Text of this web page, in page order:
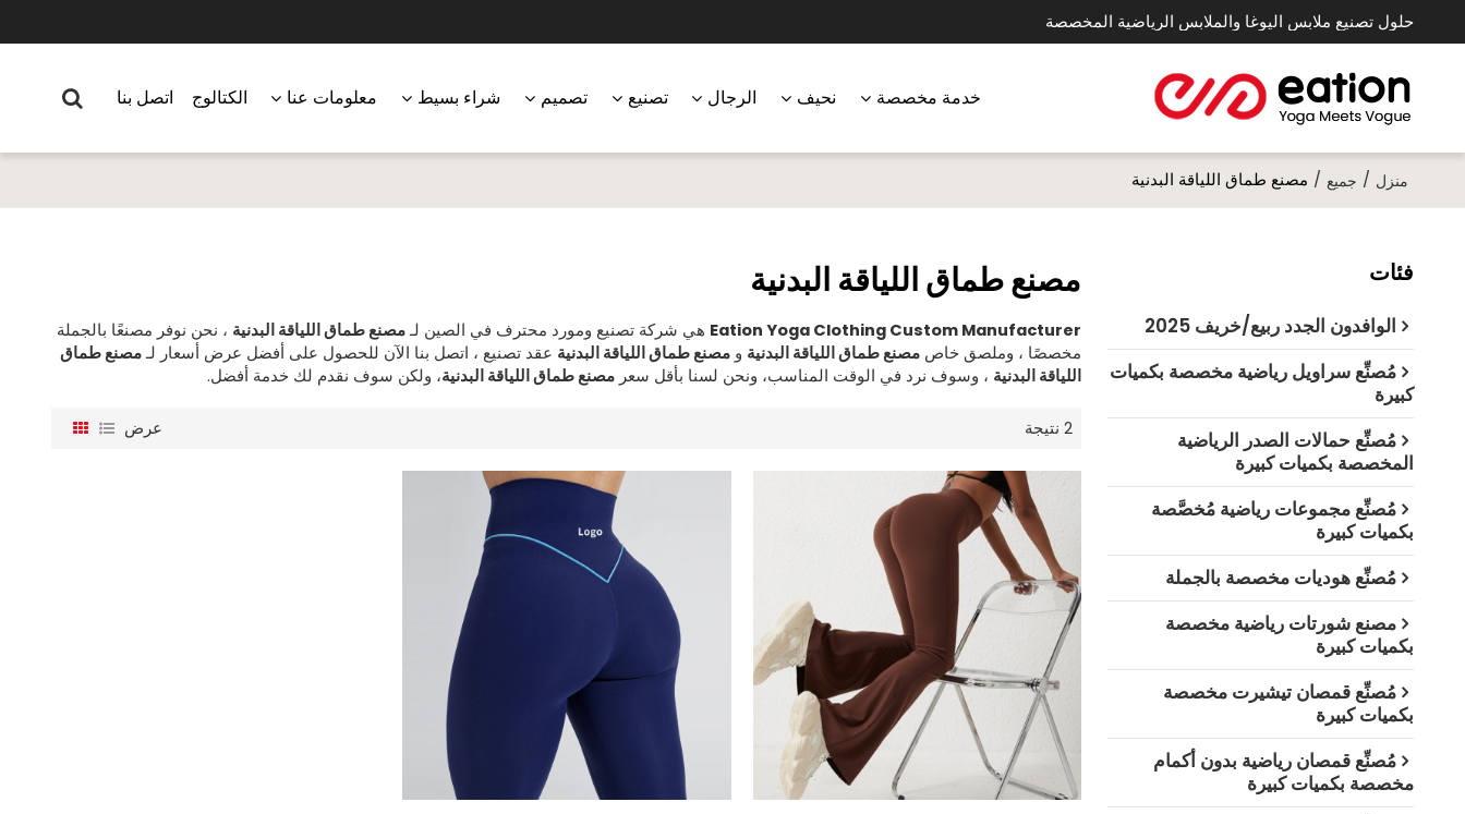
حلول تصنيع ملابس اليوغا والملابس الرياضية المخصصة
خدمة مخصصة نحيف الرجال تصنيع تصميم شراء بسيط معلومات عنا الكتالوج اتصل بنا
منزل / جميع / مصنع طماق اللياقة البدنية
مصنع طماق اللياقة البدنية
Eation Yoga Clothing Custom Manufacturer هي شركة تصنيع ومورد محترف في الصين لـمصنع طماق اللياقة البدنية ، نحن نوفر مصنعًا بالجملة
مخصصًا ، وملصق خاص مصنع طماق اللياقة البدنية و مصنع طماق اللياقة البدنية عقد تصنيع ، اتصل بنا الآن للحصول على أفضل عرض أسعار لـمصنع طماق
اللياقة البدنية ، وسوف نرد في الوقت المناسب، ونحن لسنا بأقل سعر مصنع طماق اللياقة البدنية، ولكن سوف نقدم لك خدمة أفضل.
2 نتيجة عرض
فئات
الوافدون الجدد ربيع/خريف 2025
مُصنِّع سراويل رياضية مخصصة بكميات
كبيرة
مُصنِّع حمالات الصدر الرياضية
المخصصة بكميات كبيرة
مُصنِّع مجموعات رياضية مُخصَّصة
بكميات كبيرة
مُصنِّع هوديات مخصصة بالجملة
مصنع شورتات رياضية مخصصة
بكميات كبيرة
مُصنِّع قمصان تيشيرت مخصصة
بكميات كبيرة
مُصنِّع قمصان رياضية بدون أكمام
مخصصة بكميات كبيرة